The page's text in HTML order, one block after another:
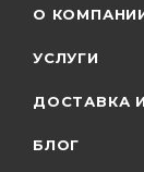
О
УСЛУГИ
ДОСТАВКА
БЛОГ